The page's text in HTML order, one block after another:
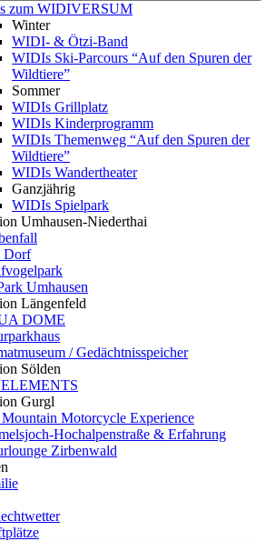
zum WIDIVERSUM
Winter
WIDI- & Ötzi-Band
WIDIs Ski-Parcours “Auf den Spuren der
Wildtiere”
Sommer
WIDIs Grillplatz
WIDIs Kinderprogramm
WIDIs Themenweg “Auf den Spuren der
Wildtiere”
WIDIs Wandertheater
Ganzjährig
WIDIs Spielpark
Umhausen-Niederthai
Dorf
Umhausen
Längenfeld
DOME
/ Gedächtnisspeicher
Sölden
Gurgl
Motorcycle Experience
Hochalpenstraße & Erfahrung
Zirbenwald